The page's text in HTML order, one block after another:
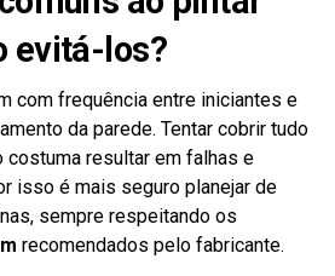
evitá-los?
com frequência entre iniciantes e
da parede. Tentar cobrir tudo
costuma resultar em falhas e
isso é mais seguro planejar de
sempre respeitando os
recomendados pelo fabricante.